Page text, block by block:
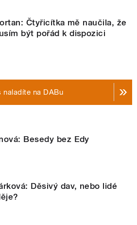
Čtyřicítka mě naučila, že
být pořád k dispozici
naladíte na DABu
Besedy bez Edy
Děsivý dav, nebo lidé